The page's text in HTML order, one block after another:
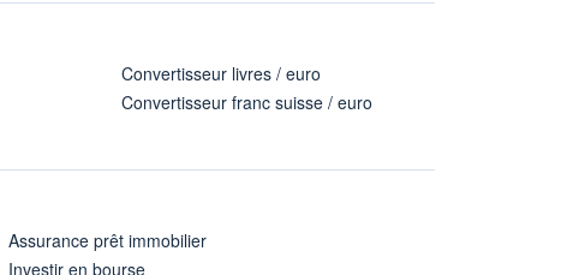
Convertisseur livres / euro
Convertisseur franc suisse / euro
Assurance prêt immobilier
Investir en bourse